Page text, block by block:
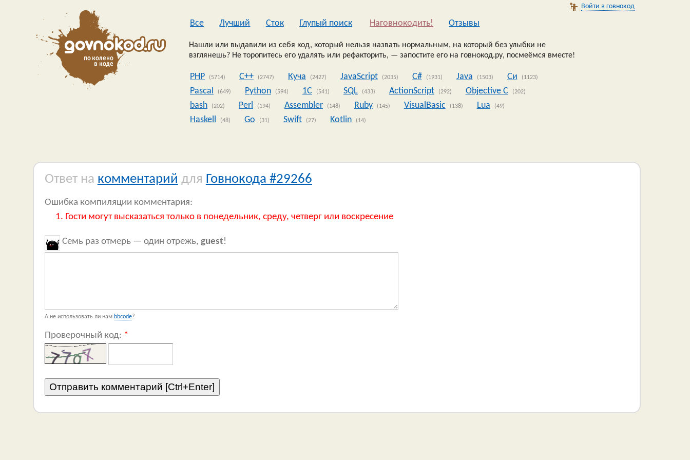
Войти в говнокод
Все Лучший Сток Глупый поиск Наговнокодить! Oтзывы
Нашли или выдавили из себя код, который нельзя назвать нормальным, на который без улыбки не
взглянешь? Не торопитесь его удалять или рефакторить, — запостите его на говнокод.ру, посмеёмся вместе!
PHP (5714) C++ (2747) Куча (2427) JavaScript (2035) C# (1931) Java (1503) Си (1123)
Pascal (649) Python (594) 1C (541) SQL (433) ActionScript (292) Objective C (202)
bash (202) Perl (194) Assembler (148) Ruby (145) VisualBasic (138) Lua (49)
Haskell (48) Go (31) Swift (27) Kotlin (14)
Ответ на комментарий для Говнокода #29266
Ошибка компиляции комментария:
Гости могут высказаться только в понедельник, среду, четверг или воскресение
Семь раз отмерь — один отрежь, guest!
А не использовать ли нам bbcode?
Проверочный код: *